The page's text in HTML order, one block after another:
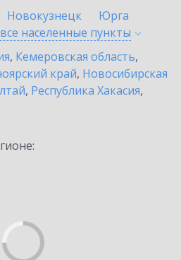
Новокузнецк
Юрга
населенные пункты
, Кемеровская область,
край, Новосибирская
, Республика Хакасия,